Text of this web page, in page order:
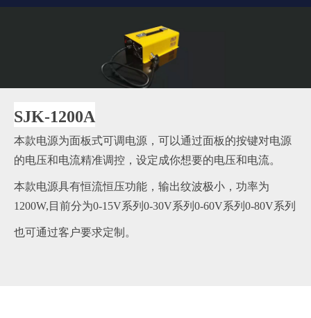
SJK-1200A
本款电源为面板式可调电源，可以通过面板的按键对电源
的电压和电流精准调控，设定成你想要的电压和电流。
本款电源具有恒流恒压功能，输出纹波极小，功率为
1200W,目前分为0-15V系列0-30V系列0-60V系列0-80V系列
也可通过客户要求定制。